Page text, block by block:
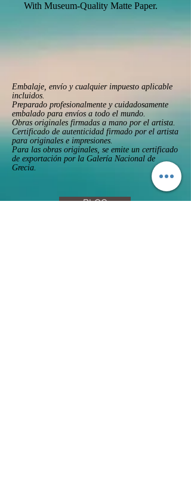
With Museum-Quality Matte Paper.
Embalaje, envío y cualquier impuesto aplicable
incluidos.
Preparado profesionalmente y cuidadosamente
embalado para envíos a todo el mundo.
Obras originales firmadas a mano por el artista.
Certificado de autenticidad firmado por el artista
para originales e impresiones.
Para las obras originales, se emite un certificado
de exportación por la Galería Nacional de
Grecia.
BLOG